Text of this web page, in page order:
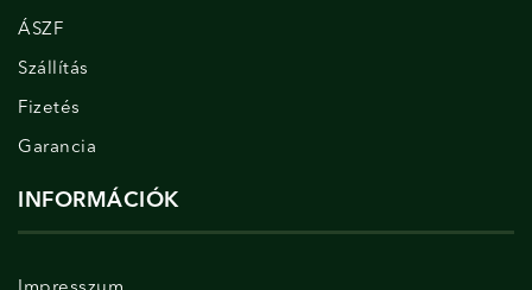
ÁSZF
Szállítás
Fizetés
Garancia
INFORMÁCIÓK